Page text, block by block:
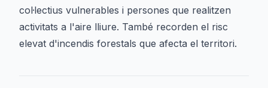
col·lectius vulnerables i persones que realitzen
activitats a l'aire lliure. També recorden el risc
elevat d'incendis forestals que afecta el territori.